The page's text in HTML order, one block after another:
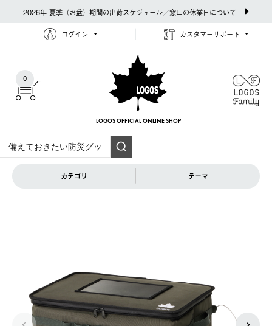
2026年 夏季（お盆）期間の出荷スケジュール／窓口の休業日について
ログイン カスタマーサポート
0
LOGOS OFFICIAL ONLINE SHOP
カテゴリ テーマ